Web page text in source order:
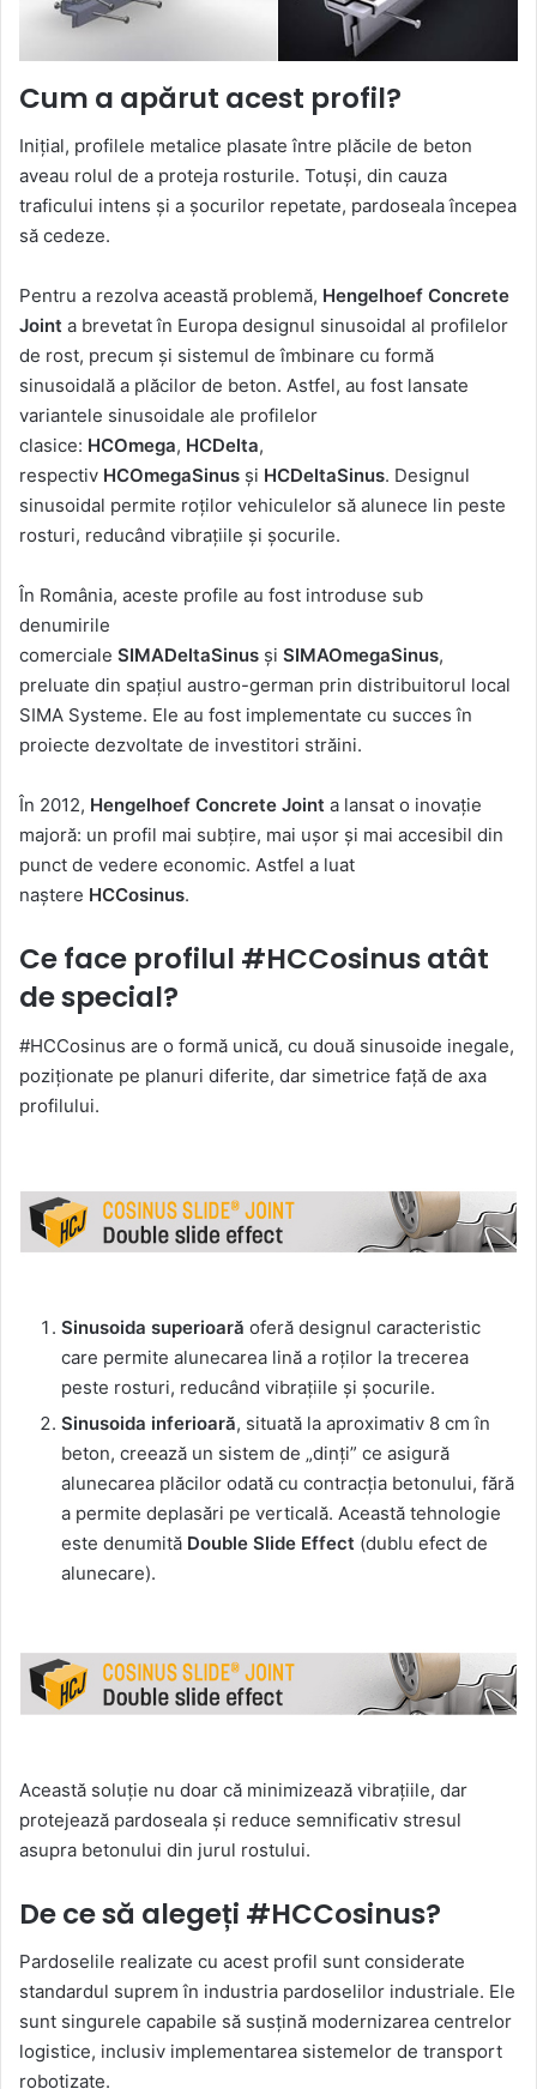
Cum a apărut acest profil?
Inițial, profilele metalice plasate între plăcile de beton
aveau rolul de a proteja rosturile. Totuși, din cauza
traficului intens și a șocurilor repetate, pardoseala începea
să cedeze.
Pentru a rezolva această problemă, Hengelhoef Concrete
Joint a brevetat în Europa designul sinusoidal al profilelor
de rost, precum și sistemul de îmbinare cu formă
sinusoidală a plăcilor de beton. Astfel, au fost lansate
variantele sinusoidale ale profilelor
clasice: HCOmega, HCDelta,
respectiv HCOmegaSinus și HCDeltaSinus. Designul
sinusoidal permite roților vehiculelor să alunece lin peste
rosturi, reducând vibrațiile și șocurile.
În România, aceste profile au fost introduse sub
denumirile
comerciale SIMADeltaSinus și SIMAOmegaSinus,
preluate din spațiul austro-german prin distribuitorul local
SIMA Systeme. Ele au fost implementate cu succes în
proiecte dezvoltate de investitori străini.
În 2012, Hengelhoef Concrete Joint a lansat o inovație
majoră: un profil mai subțire, mai ușor și mai accesibil din
punct de vedere economic. Astfel a luat
naștere HCCosinus.
Ce face profilul #HCCosinus atât
de special?
#HCCosinus are o formă unică, cu două sinusoide inegale,
poziționate pe planuri diferite, dar simetrice față de axa
profilului.
Sinusoida superioară oferă designul caracteristic
care permite alunecarea lină a roților la trecerea
peste rosturi, reducând vibrațiile și șocurile.
Sinusoida inferioară, situată la aproximativ 8 cm în
beton, creează un sistem de „dinți” ce asigură
alunecarea plăcilor odată cu contracția betonului, fără
a permite deplasări pe verticală. Această tehnologie
este denumită Double Slide Effect (dublu efect de
alunecare).
Această soluție nu doar că minimizează vibrațiile, dar
protejează pardoseala și reduce semnificativ stresul
asupra betonului din jurul rostului.
De ce să alegeți #HCCosinus?
Pardoselile realizate cu acest profil sunt considerate
standardul suprem în industria pardoselilor industriale. Ele
sunt singurele capabile să susțină modernizarea centrelor
logistice, inclusiv implementarea sistemelor de transport
robotizate.